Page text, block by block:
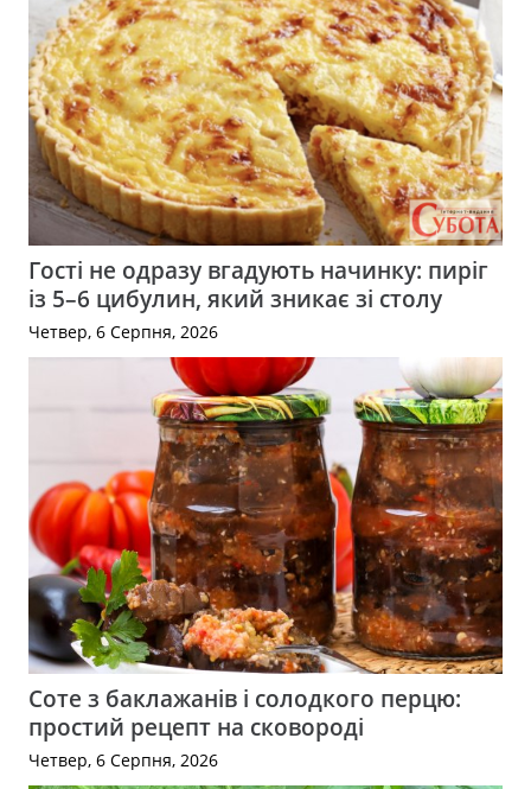
Гості не одразу вгадують начинку: пиріг
із 5–6 цибулин, який зникає зі столу
Четвер, 6 Серпня, 2026
Соте з баклажанів і солодкого перцю:
простий рецепт на сковороді
Четвер, 6 Серпня, 2026